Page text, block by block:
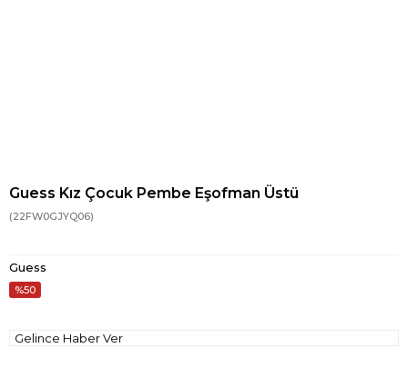
Guess Kız Çocuk Pembe Eşofman Üstü
(22FW0GJYQ06)
Guess
50
Gelince Haber Ver